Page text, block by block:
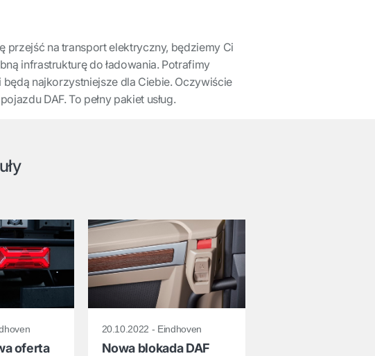
przejść na transport elektryczny, będziemy Ci
infrastrukturę do ładowania. Potrafimy
najkorzystniejsze dla Ciebie. Oczywiście
DAF. To pełny pakiet usług.
oferta
20.10.2022 - Eindhoven
Nowa blokada DAF